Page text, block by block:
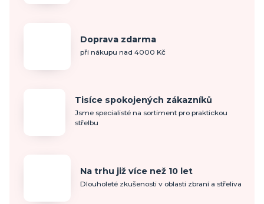
Doprava zdarma
při nákupu nad 4000 Kč
Tisíce spokojených zákazníků
Jsme specialisté na sortiment pro praktickou
střelbu
Na trhu již více než 10 let
Dlouholeté zkušenosti v oblasti zbraní a střeliva